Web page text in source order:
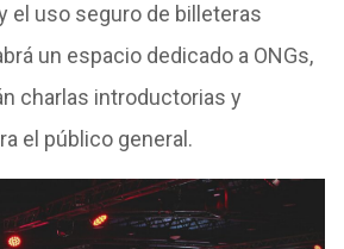
el uso seguro de billeteras
un espacio dedicado a ONGs,
charlas introductorias y
el público general.